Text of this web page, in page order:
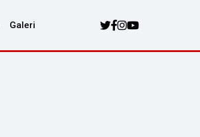
Galeri